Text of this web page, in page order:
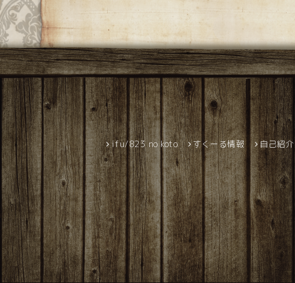
ifu/823 no koto すくーる情報 自己紹介